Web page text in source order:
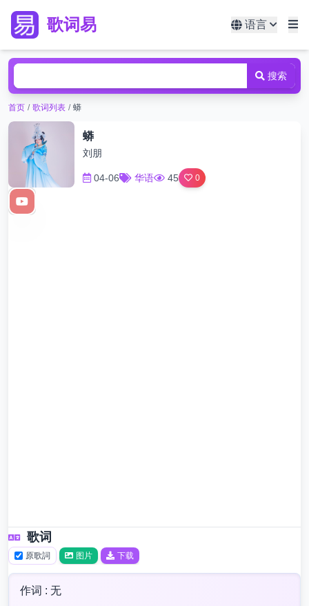
歌词易 语言
搜索
首页 / 歌词列表 / 蟒
蟒
刘朋
04-06 华语 45 0
歌词
原歌詞 图片 下载
作词 : 无